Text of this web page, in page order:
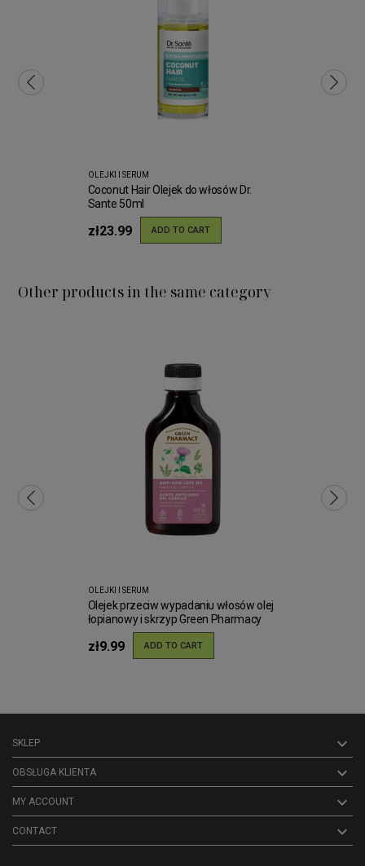
OLEJKI I SERUM
Coconut Hair Olejek do włosów Dr.
Sante 50ml
zł23.99 ADD TO CART
Other products in the same category
OLEJKI I SERUM
Olejek przeciw wypadaniu włosów olej
łopianowy i skrzyp Green Pharmacy
zł9.99 ADD TO CART
SKLEP 
OBSŁUGA KLIENTA 
MY ACCOUNT 
CONTACT keyboard_arrow_down